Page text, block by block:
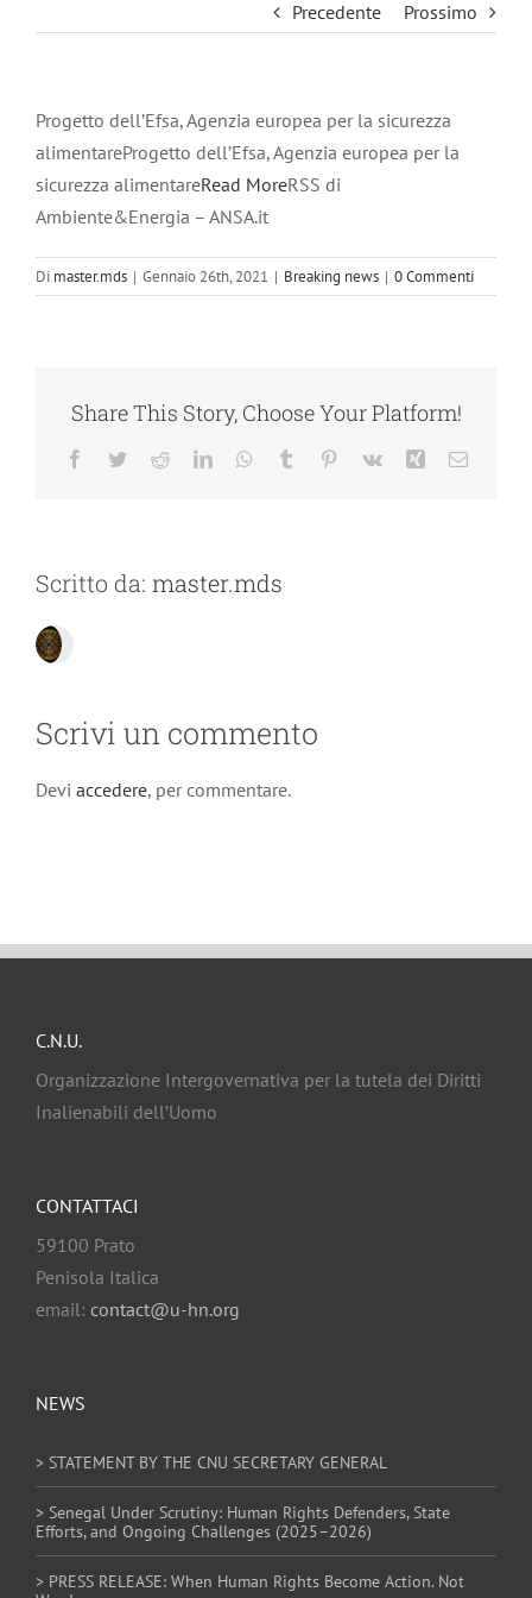
Precedente Prossimo
Progetto dell’Efsa, Agenzia europea per la sicurezza
alimentareProgetto dell’Efsa, Agenzia europea per la
sicurezza alimentareRead MoreRSS di
Ambiente&Energia – ANSA.it
Di master.mds | Gennaio 26th, 2021 | Breaking news | 0 Commenti
Share This Story, Choose Your Platform!
Facebook
TwitterRedditLinkedInWhatsApp
Tumblr Pinterest
Vk Xing Email
Scritto da: master.mds
Scrivi un commento
Devi accedere, per commentare.
C.N.U.
Organizzazione Intergovernativa per la tutela dei Diritti
Inalienabili dell’Uomo
NEWS
> STATEMENT BY THE CNU SECRETARY GENERAL
> Senegal Under Scrutiny: Human Rights Defenders, State
Efforts, and Ongoing Challenges (2025–2026)
> PRESS RELEASE: When Human Rights Become Action. Not
CONTATTACI
59100 Prato
Penisola Italica
email: contact@u-hn.org